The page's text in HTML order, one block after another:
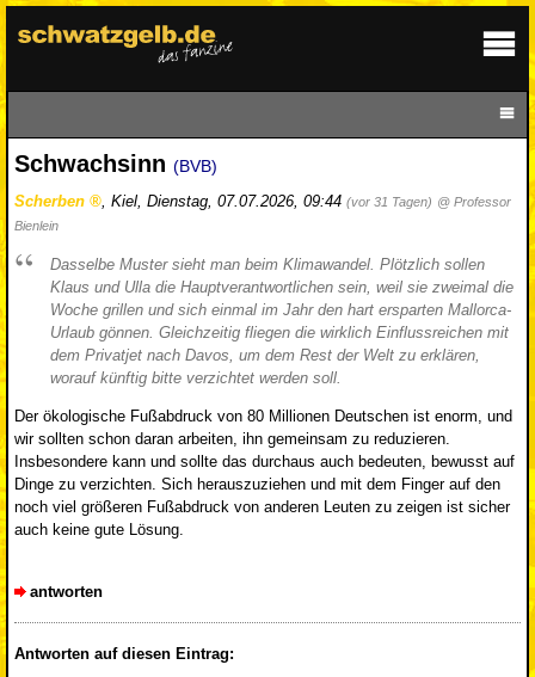
Schwachsinn (BVB)
Scherben , Kiel, Dienstag, 07.07.2026, 09:44 (vor 31 Tagen) @ Professor
Bienlein
Dasselbe Muster sieht man beim Klimawandel. Plötzlich sollen
Klaus und Ulla die Hauptverantwortlichen sein, weil sie zweimal die
Woche grillen und sich einmal im Jahr den hart ersparten Mallorca-
Urlaub gönnen. Gleichzeitig fliegen die wirklich Einflussreichen mit
dem Privatjet nach Davos, um dem Rest der Welt zu erklären,
worauf künftig bitte verzichtet werden soll.
Der ökologische Fußabdruck von 80 Millionen Deutschen ist enorm, und
wir sollten schon daran arbeiten, ihn gemeinsam zu reduzieren.
Insbesondere kann und sollte das durchaus auch bedeuten, bewusst auf
Dinge zu verzichten. Sich herauszuziehen und mit dem Finger auf den
noch viel größeren Fußabdruck von anderen Leuten zu zeigen ist sicher
auch keine gute Lösung.
antworten
Antworten auf diesen Eintrag: